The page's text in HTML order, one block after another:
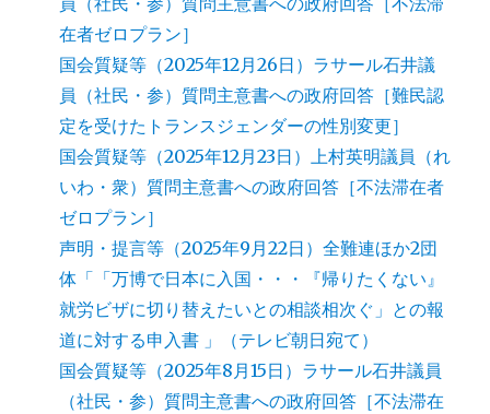
在者ゼロプラン］
国会質疑等（2025年12月26日）ラサール石井議
員（社民・参）質問主意書への政府回答［難民認
定を受けたトランスジェンダーの性別変更］
国会質疑等（2025年12月23日）上村英明議員（れ
いわ・衆）質問主意書への政府回答［不法滞在者
ゼロプラン］
声明・提言等（2025年9月22日）全難連ほか2団
体「「万博で日本に入国・・・『帰りたくない』
就労ビザに切り替えたいとの相談相次ぐ」との報
道に対する申入書 」（テレビ朝日宛て）
国会質疑等（2025年8月15日）ラサール石井議員
（社民・参）質問主意書への政府回答［不法滞在